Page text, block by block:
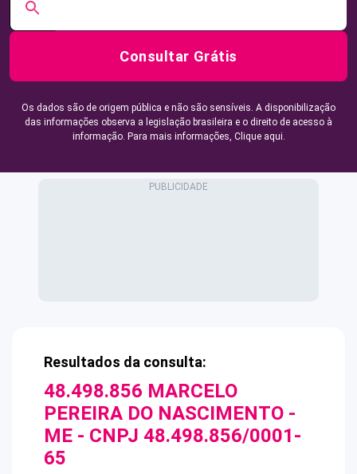
Consultar Grátis
Os dados são de origem pública e não são sensíveis. A disponibilização
das informações observa a legislação brasileira e o direito de acesso à
informação. Para mais informações, Clique aqui.
Resultados da consulta:
48.498.856 MARCELO
PEREIRA DO NASCIMENTO -
ME - CNPJ 48.498.856/0001-
65